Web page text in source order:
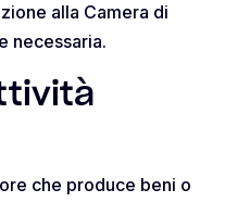
alla Camera di
necessaria.
che produce beni o